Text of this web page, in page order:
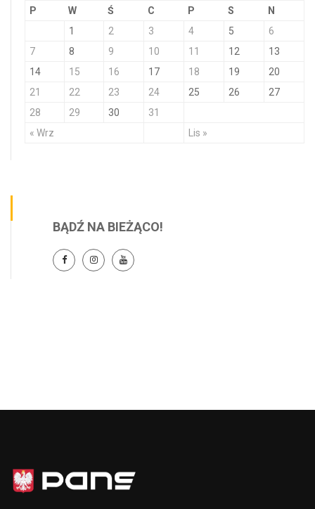
P W Ś C P S N
« Wrz Lis »
1 2 3 4 5
6
7
8 9 10 11 12
13
14
15 16 17 18 19
20
21
22 23 24 25 26
27
28
29 30 31
BĄDŹ NA BIEŻĄCO!